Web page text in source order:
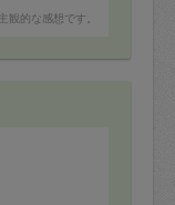
。
観的な感想です。